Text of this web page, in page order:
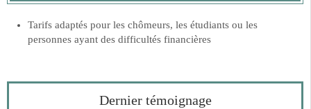
Tarifs adaptés pour les chômeurs, les étudiants ou les
personnes ayant des difficultés financières
Dernier témoignage